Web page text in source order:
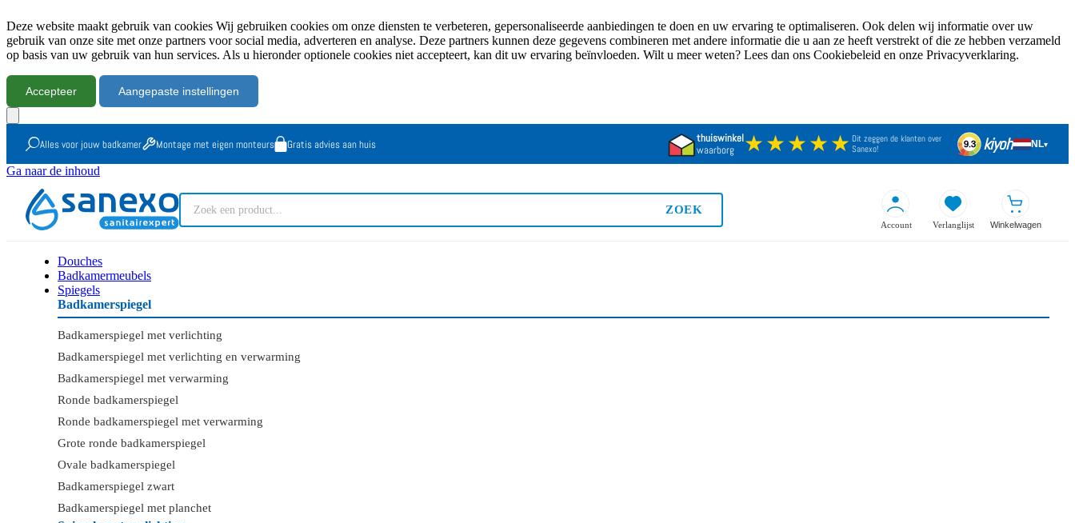
Deze website maakt gebruik van cookies Wij gebruiken cookies om onze diensten te verbeteren, gepersonaliseerde aanbiedingen te doen en uw ervaring te optimaliseren. Ook delen wij informatie over uw
gebruik van onze site met onze partners voor social media, adverteren en analyse. Deze partners kunnen deze gegevens combineren met andere informatie die u aan ze heeft verstrekt of die ze hebben verzameld
op basis van uw gebruik van hun services. Als u hieronder optionele cookies niet accepteert, kan dit uw ervaring beïnvloeden. Wilt u meer weten? Lees dan ons Cookiebeleid en onze Privacyverklaring.
Accepteer Aangepaste instellingen
Alles voor jouw badkamer Montage met eigen monteurs Gratis advies aan huis
thuiswinkel
waarborg
★★★★★ Dit zeggen de klanten over
Sanexo!
9.3 kiyoh NL▾
Ga naar de inhoud
ZOEK
Account Verlanglijst Winkelwagen
Douches
Badkamermeubels
Spiegels
Badkamerspiegel
Badkamerspiegel met verlichting
Badkamerspiegel met verlichting en verwarming
Badkamerspiegel met verwarming
Ronde badkamerspiegel
Ronde badkamerspiegel met verwarming
Grote ronde badkamerspiegel
Ovale badkamerspiegel
Badkamerspiegel zwart
Badkamerspiegel met planchet